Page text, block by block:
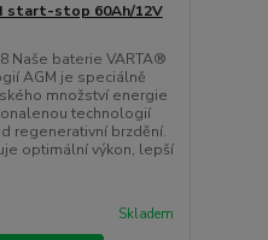
start-stop 60Ah/12V
Naše baterie VARTA®
AGM je speciálně
množství energie
technologií
regenerativní brzdění.
optimální výkon, lepší
Skladem